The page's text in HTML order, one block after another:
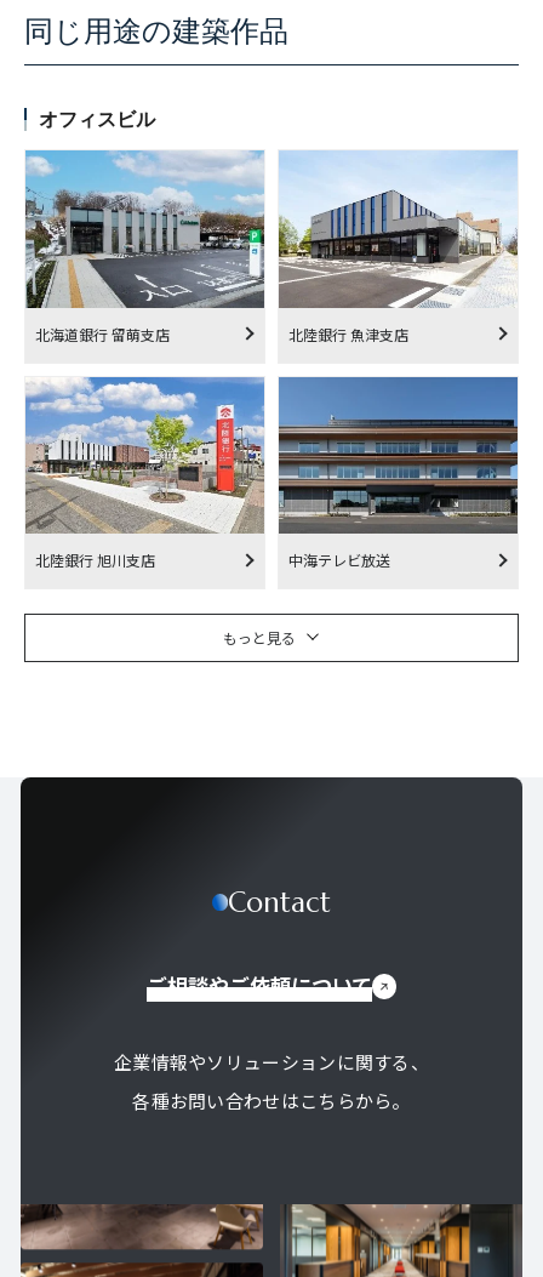
同じ用途の建築作品
オフィスビル
北海道銀行 留萌支店 北陸銀行 魚津支店
北陸銀行 旭川支店 中海テレビ放送
もっと見る
Contact
ご相談やご依頼について
企業情報やソリューションに関する、
各種お問い合わせはこちらから。